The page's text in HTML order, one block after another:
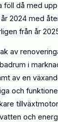
föll då med
år 2024 med
från år
av
i
av en
och
och